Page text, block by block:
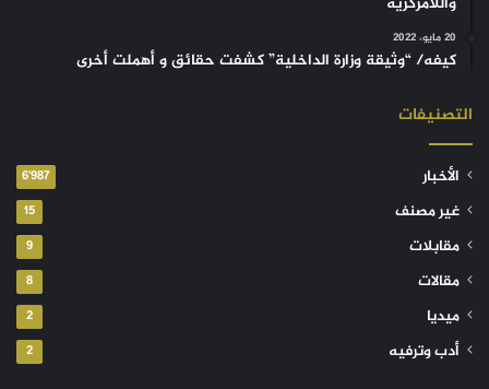
20 مايو، 2022
كيفه/ “وثيقة وزارة الداخلية” كشفت حقائق و أهملت أخرى
التصنيفات
الأخبار 6٬987
غير مصنف 15
مقابلات 9
مقالات 8
ميديا 2
أدب وترفيه 2